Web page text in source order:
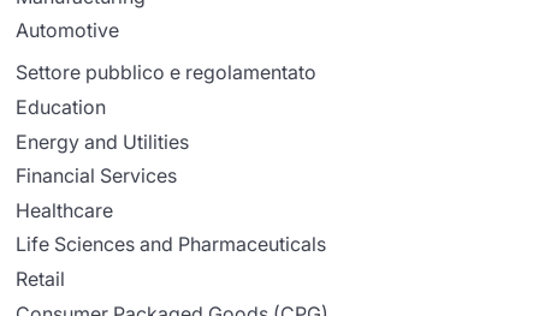
Automotive
Settore pubblico e regolamentato
Education
Energy and Utilities
Financial Services
Healthcare
Life Sciences and Pharmaceuticals
Retail